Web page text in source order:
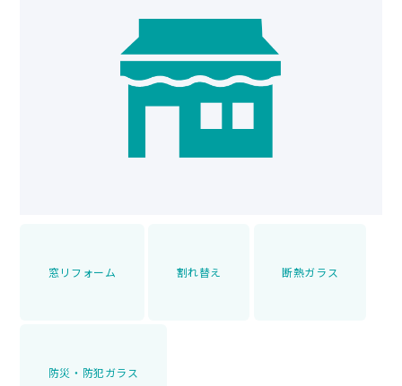
窓リフォーム 割れ替え 断熱ガラス
防災・防犯ガラス